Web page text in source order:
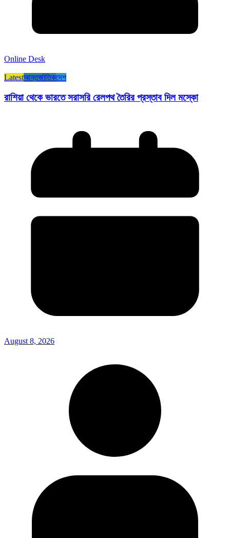
Online Desk
Latestআন্তর্জাতিকদেশ
রাশিয়া থেকে ভারতে সরাসরি রেলপথ তৈরির প্রস্তাব দিল মস্কো
August 8, 2026